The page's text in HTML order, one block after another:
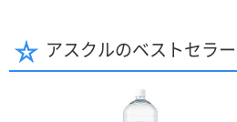
アスクルのベストセラー